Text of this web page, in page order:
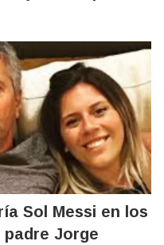
Sol Messi en los
Jorge